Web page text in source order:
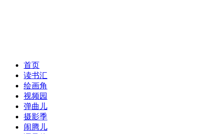
首页
读书汇
绘画角
视频园
弹曲儿
摄影季
闹腾儿